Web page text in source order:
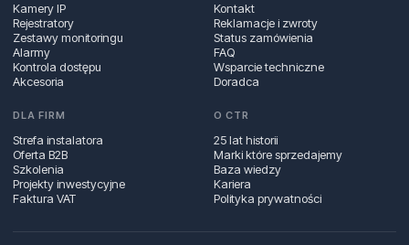
Kamery IP
Rejestratory
Zestawy monitoringu
Alarmy
Kontrola dostępu
Akcesoria
Kontakt
Reklamacje i zwroty
Status zamówienia
FAQ
Wsparcie techniczne
Doradca
DLA FIRM
Strefa instalatora
Oferta B2B
Szkolenia
Projekty inwestycyjne
Faktura VAT
O CTR
25 lat historii
Marki które sprzedajemy
Baza wiedzy
Kariera
Polityka prywatności